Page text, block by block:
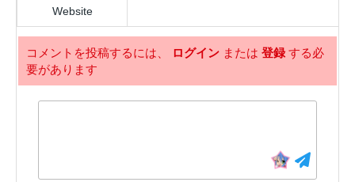
7ヶ月前
124話
7ヶ月前
123話
7ヶ月前
122話
Website
コメントを投稿するには、 ログイン または 登録する必
要があります